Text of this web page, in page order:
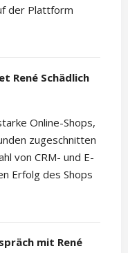
der Plattform
René Schädlich
Online-Shops,
zugeschnitten
von CRM- und E-
Erfolg des Shops
mit René